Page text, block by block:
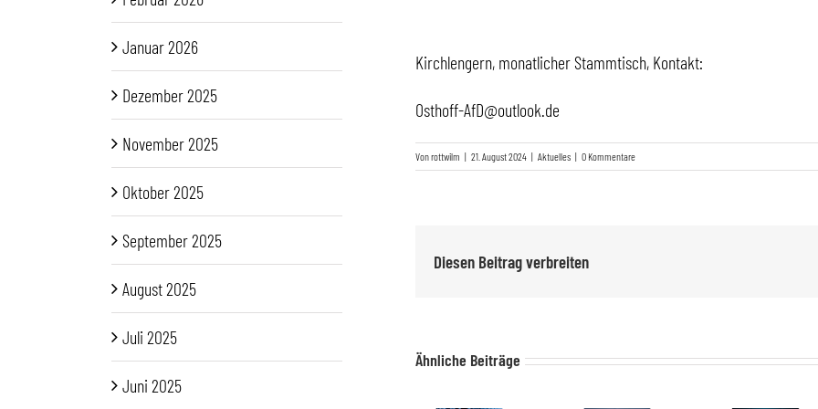
Kirchlengern, monatlicher Stammtisch, Kontakt:
Osthoff-AfD@outlook.de
Vonrottwilm | 21. August 2024 | Aktuelles | 0 Kommentare
Diesen Beitrag verbreiten
Ähnliche Beiträge
Januar 2026
Dezember 2025
November 2025
Oktober 2025
September 2025
August 2025
Juli 2025
Juni 2025